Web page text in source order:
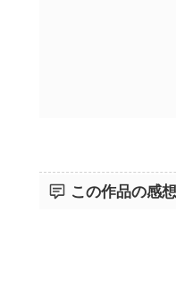
この作品の感